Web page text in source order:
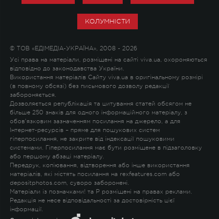
КОЛУМНІСТИ
© ТОВ «ЕДІМЕДІА-УКРАЇНА», 2008 - 2026
Усі права на матеріали, розміщені на сайті viva.ua, охороняються
відповідно до законодавства України.
Використання матеріалів Сайту viva.ua в оригінальному розмірі
(в повному обсязі) без письмового дозволу редакції
забороняється.
Дозволяється републікація та цитування статей обсягом не
більше 250 знаків для одного інформаційного матеріалу, з
обов'язковим зазначенням посилання на джерело, а для
Інтернет-ресурсів – пряме для пошукових систем
гіперпосилання, не закрите від індексації пошуковими
системами. Гіперпосилання має бути розміщене в підзаголовку
або першому абзаці матеріалу.
Передрук, копіювання, відтворення або інше використання
матеріалів, які містять посилання на rexfeatures.com або
depositphotos.com, суворо заборонені.
Матеріали із позначками! та P розміщені на правах реклами.
Редакція не несе відповідальності за достовірність цієї
інформації.